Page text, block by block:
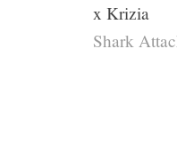
x Krizia
Shark